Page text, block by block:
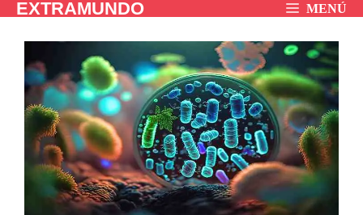
SaltarEXTRAMUNDO MENÚ